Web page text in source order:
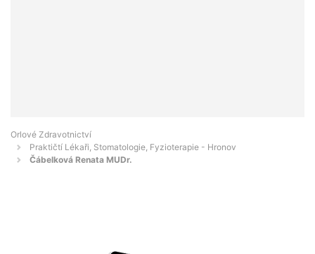
Orlové Zdravotnictví
Praktičtí Lékaři, Stomatologie, Fyzioterapie - Hronov
Čábelková Renata MUDr.